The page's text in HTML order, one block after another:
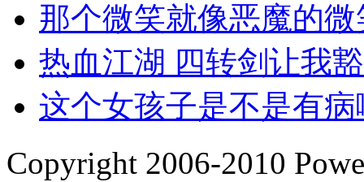
那个微笑就像恶魔的
热血江湖 四转剑让我
这个女孩子是不是有病
Copyright 2006-2010